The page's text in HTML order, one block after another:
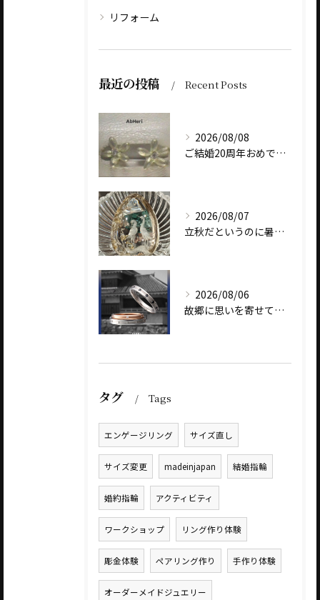
リフォーム
最近の投稿 Recent Posts
2026/08/08
ご結婚20周年おめでとうございます
2026/08/07
立秋だというのに暑いですね
2026/08/06
故郷に思いを寄せて～オリジナルブランド【Shinano(しな...
タグ Tags
エンゲージリング サイズ直し
サイズ変更 madeinjapan 結婚指輪
婚約指輪 アクティビティ
ワークショップ リング作り体験
彫金体験 ペアリング作り 手作り体験
オーダーメイドジュエリー